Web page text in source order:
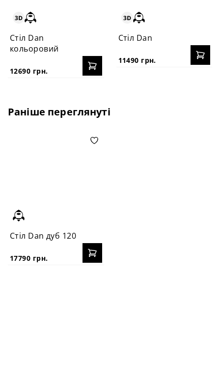
Стіл Dan
кольоровий
12690 грн.
Стіл Dan
11490 грн.
Раніше переглянуті
Стіл Dan дуб 120
17790 грн.